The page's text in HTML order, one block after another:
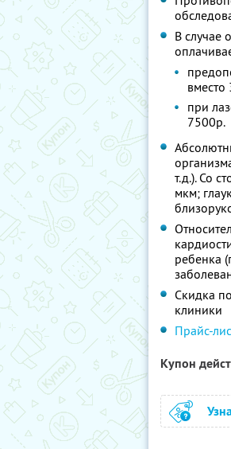
В случае
вместо
при
7500р.
т.д.). Со
мкм;
ребенка
Скидка
клиники
Прайс-
Купон